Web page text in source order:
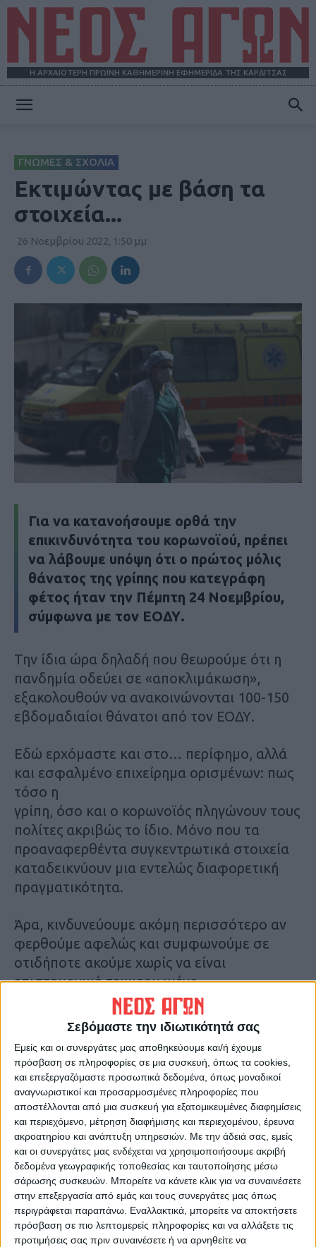
Σεβόμαστε την ιδιωτικότητά σας
Εμείς και οι συνεργάτες μας αποθηκεύουμε και/ή έχουμε
πρόσβαση σε πληροφορίες σε μια συσκευή, όπως τα cookies,
και επεξεργαζόμαστε προσωπικά δεδομένα, όπως μοναδικοί
αναγνωριστικοί και προσαρμοσμένες πληροφορίες που
αποστέλλονται από μια συσκευή για εξατομικευμένες διαφημίσεις
και περιεχόμενο, μέτρηση διαφήμισης και περιεχομένου, έρευνα
ακροατηρίου και ανάπτυξη υπηρεσιών. Με την άδειά σας, εμείς
και οι συνεργάτες μας ενδέχεται να χρησιμοποιήσουμε ακριβή
δεδομένα γεωγραφικής τοποθεσίας και ταυτοποίησης μέσω
σάρωσης συσκευών. Μπορείτε να κάνετε κλικ για να συναινέσετε
στην επεξεργασία από εμάς και τους συνεργάτες μας όπως
περιγράφεται παραπάνω. Εναλλακτικά, μπορείτε να αποκτήσετε
πρόσβαση σε πιο λεπτομερείς πληροφορίες και να αλλάξετε τις
προτιμήσεις σας πριν συναινέσετε ή να αρνηθείτε να
Η ΑΡΧΑΙΟΤΕΡΗ ΠΡΩΪΝΗ ΚΑΘΗΜΕΡΙΝΗ ΕΦΗΜΕΡΙΔΑ ΤΗΣ ΚΑΡΔΙΤΣΑΣ
ΓΝΩΜΕΣ & ΣΧΟΛΙΑ
Εκτιμώντας με βάση τα
στοιχεία...
26 Νοεμβρίου 2022, 1:50 μμ
Για να κατανοήσουμε ορθά την
επικινδυνότητα του κορωνοϊού, πρέπει
να λάβουμε υπόψη ότι ο πρώτος μόλις
θάνατος της γρίπης που κατεγράφη
φέτος ήταν την Πέμπτη 24 Νοεμβρίου,
σύμφωνα με τον ΕΟΔΥ.
Την ίδια ώρα δηλαδή που θεωρούμε ότι η
πανδημία οδεύει σε «αποκλιμάκωση»,
εξακολουθούν να ανακοινώνονται 100-150
εβδομαδιαίοι θάνατοι από τον ΕΟΔΥ.
Εδώ ερχόμαστε και στο… περίφημο, αλλά
και εσφαλμένο επιχείρημα ορισμένων: πως
τόσο η
γρίπη, όσο και ο κορωνοϊός πληγώνουν τους
πολίτες ακριβώς το ίδιο. Μόνο που τα
προαναφερθέντα συγκεντρωτικά στοιχεία
καταδεικνύουν μια εντελώς διαφορετική
πραγματικότητα.
Άρα, κινδυνεύουμε ακόμη περισσότερο αν
φερθούμε αφελώς και συμφωνούμε σε
οτιδήποτε ακούμε χωρίς να είναι
επιστημονικά τεκμηριωμένο.
Τελευταίες Ειδήσεις Σήμερα
Ακολούθησε την εφημερίδα ΝΕΟΣ
ΑΓΩΝ στο Google News!
Όλες οι εξελίξεις στην περιοχή της
Καρδίτσας και ευρύτερα της Θεσσαλίας
ΠΡΟΗΓΟΥΜΕΝΟ ΑΡΘΡΟ
Το... τυράκι
Η Black Friday «ζέστανε» αλλά
περιορισμένα την εμπορική
αγορά της Καρδίτσας